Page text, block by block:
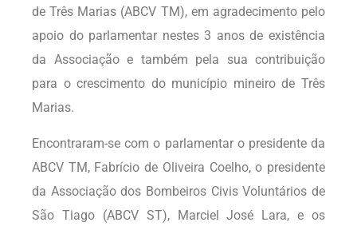
de Três Marias (ABCV TM), em agradecimento pelo
apoio do parlamentar nestes 3 anos de existência
da Associação e também pela sua contribuição
para o crescimento do município mineiro de Três
Marias.
Encontraram-se com o parlamentar o presidente da
ABCV TM, Fabrício de Oliveira Coelho, o presidente
da Associação dos Bombeiros Civis Voluntários de
São Tiago (ABCV ST), Marciel José Lara, e os